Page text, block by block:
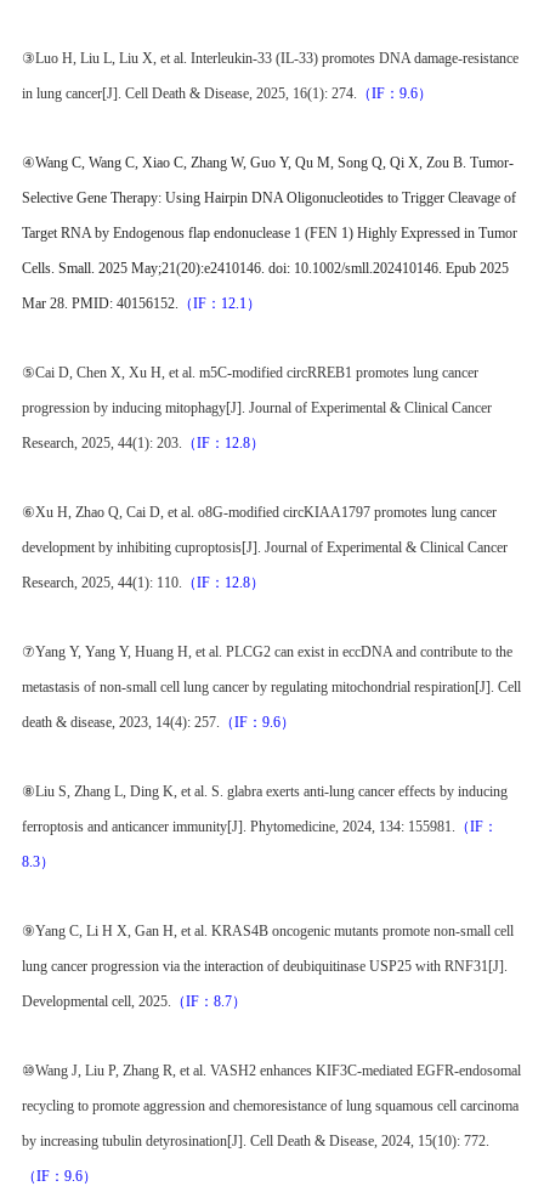
③Luo H, Liu L, Liu X, et al. Interleukin-33 (IL-33) promotes DNA damage-resistance
in lung cancer[J]. Cell Death & Disease, 2025, 16(1): 274. （IF：9.6）
④Wang C, Wang C, Xiao C, Zhang W, Guo Y, Qu M, Song Q, Qi X, Zou B. Tumor-
Selective Gene Therapy: Using Hairpin DNA Oligonucleotides to Trigger Cleavage of
Target RNA by Endogenous flap endonuclease 1 (FEN 1) Highly Expressed in Tumor
Cells. Small. 2025 May;21(20):e2410146. doi: 10.1002/smll.202410146. Epub 2025
Mar 28. PMID: 40156152. （IF：12.1）
⑤Cai D, Chen X, Xu H, et al. m5C-modified circRREB1 promotes lung cancer
progression by inducing mitophagy[J]. Journal of Experimental & Clinical Cancer
Research, 2025, 44(1): 203. （IF：12.8）
⑥Xu H, Zhao Q, Cai D, et al. o8G-modified circKIAA1797 promotes lung cancer
development by inhibiting cuproptosis[J]. Journal of Experimental & Clinical Cancer
Research, 2025, 44(1): 110. （IF：12.8）
⑦Yang Y, Yang Y, Huang H, et al. PLCG2 can exist in eccDNA and contribute to the
metastasis of non-small cell lung cancer by regulating mitochondrial respiration[J]. Cell
death & disease, 2023, 14(4): 257. （IF：9.6）
⑧Liu S, Zhang L, Ding K, et al. S. glabra exerts anti-lung cancer effects by inducing
ferroptosis and anticancer immunity[J]. Phytomedicine, 2024, 134: 155981. （IF：
8.3）
⑨Yang C, Li H X, Gan H, et al. KRAS4B oncogenic mutants promote non-small cell
lung cancer progression via the interaction of deubiquitinase USP25 with RNF31[J].
Developmental cell, 2025. （IF：8.7）
⑩Wang J, Liu P, Zhang R, et al. VASH2 enhances KIF3C-mediated EGFR-endosomal
recycling to promote aggression and chemoresistance of lung squamous cell carcinoma
by increasing tubulin detyrosination[J]. Cell Death & Disease, 2024, 15(10): 772.
（IF：9.6）